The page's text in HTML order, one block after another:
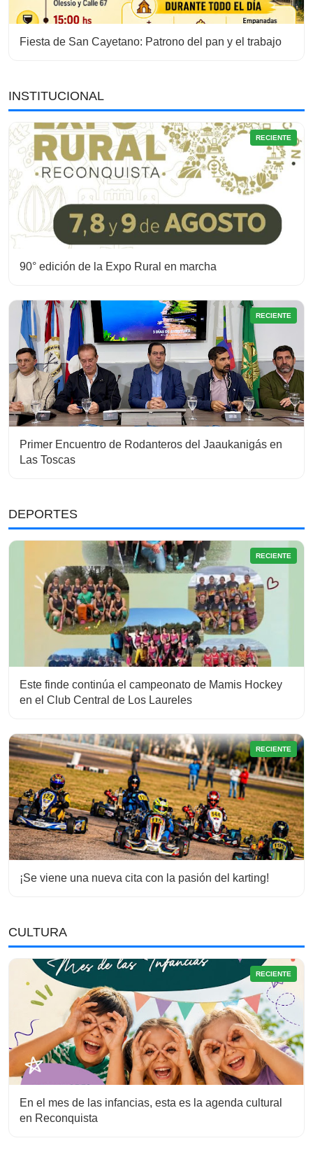
Fiesta de San Cayetano: Patrono del pan y el trabajo
INSTITUCIONAL
RECIENTE
90° edición de la Expo Rural en marcha
RECIENTE
Primer Encuentro de Rodanteros del Jaaukanigás en
Las Toscas
DEPORTES
RECIENTE
Este finde continúa el campeonato de Mamis Hockey
en el Club Central de Los Laureles
RECIENTE
¡Se viene una nueva cita con la pasión del karting!
CULTURA
RECIENTE
En el mes de las infancias, esta es la agenda cultural
en Reconquista